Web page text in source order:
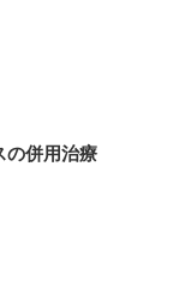
の併用治療